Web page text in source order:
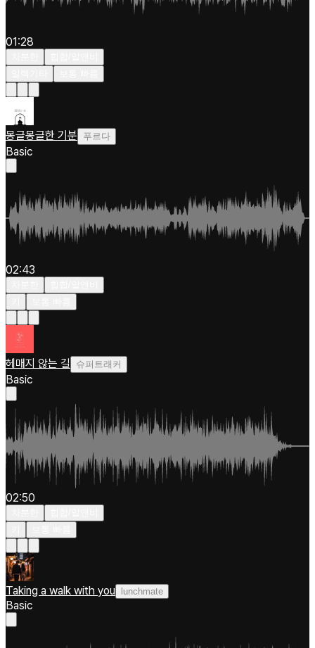
01:28
몽글몽글한 기분 푸르다
Basic
02:43
헤매지 않는 길 슈퍼트래커
Basic
02:50
Taking a walk with you lunchmate
Basic